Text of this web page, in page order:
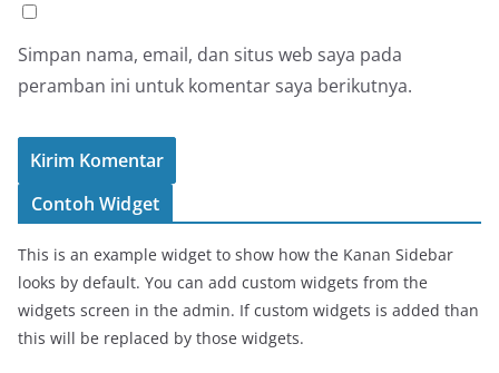
Simpan nama, email, dan situs web saya pada
peramban ini untuk komentar saya berikutnya.
Contoh Widget
This is an example widget to show how the Kanan Sidebar
looks by default. You can add custom widgets from the
widgets screen in the admin. If custom widgets is added than
this will be replaced by those widgets.